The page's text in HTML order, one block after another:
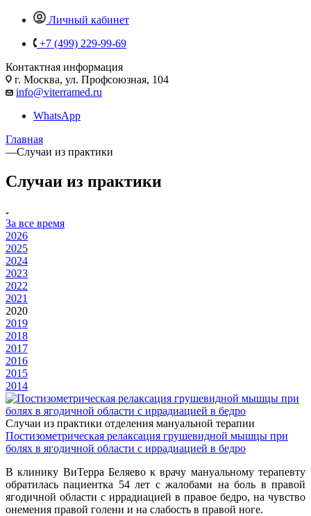
Личный кабинет
+7 (499) 229-99-69
Контактная информация
г. Москва, ул. Профсоюзная, 104
info@viterramed.ru
WhatsApp
Главная
—Случаи из практики
Случаи из практики
За все время
2026
2025
2024
2023
2022
2021
2020
2019
2018
2017
2016
2015
2014
Случаи из практики отделения мануальной терапии
Постизометрическая релаксация грушевидной мышцы при
болях в ягодичной области с иррадиацией в бедро
В клинику ВиТерра Беляево к врачу мануальному терапевту
обратилась пациентка 54 лет с жалобами на боль в правой
ягодичной области с иррадиацией в правое бедро, на чувство
онемения правой голени и на слабость в правой ноге.